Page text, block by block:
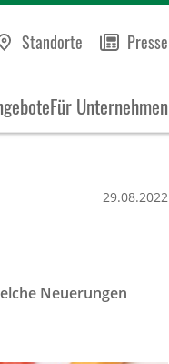
Standorte Presse
Für Unternehmen
29.08.2022
Neuerungen